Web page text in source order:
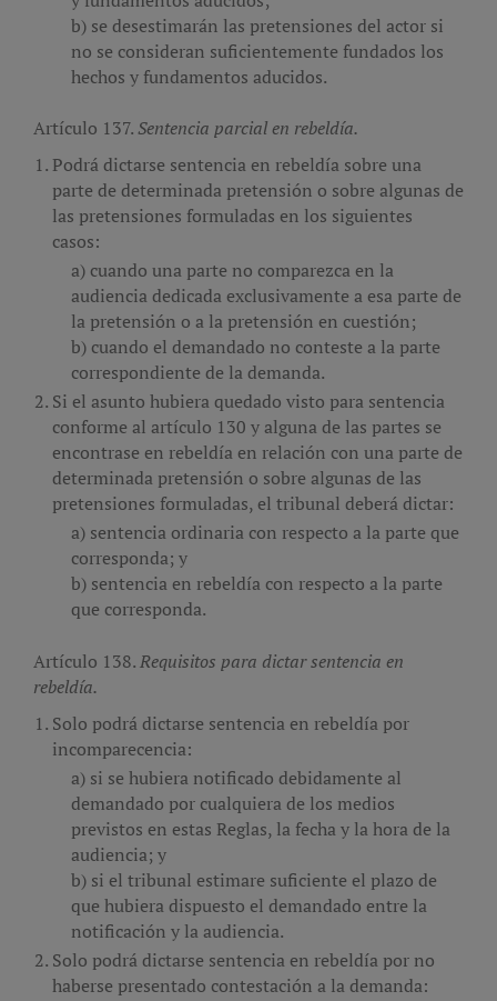
se desestimarán las pretensiones del actor si
no se consideran suficientemente fundados los
hechos y fundamentos aducidos.
Artículo 137.Sentencia parcial en rebeldía.
Podrá dictarse sentencia en rebeldía sobre una
parte de determinada pretensión o sobre algunas de
las pretensiones formuladas en los siguientes
casos:
cuando una parte no comparezca en la
audiencia dedicada exclusivamente a esa parte de
la pretensión o a la pretensión en cuestión;
cuando el demandado no conteste a la parte
correspondiente de la demanda.
Si el asunto hubiera quedado visto para sentencia
conforme al artículo 130 y alguna de las partes se
encontrase en rebeldía en relación con una parte de
determinada pretensión o sobre algunas de las
pretensiones formuladas, el tribunal deberá dictar:
sentencia ordinaria con respecto a la parte que
corresponda; y
sentencia en rebeldía con respecto a la parte
que corresponda.
Artículo 138.Requisitos para dictar sentencia en
rebeldía.
Solo podrá dictarse sentencia en rebeldía por
incomparecencia:
si se hubiera notificado debidamente al
demandado por cualquiera de los medios
previstos en estas Reglas, la fecha y la hora de la
audiencia; y
si el tribunal estimare suficiente el plazo de
que hubiera dispuesto el demandado entre la
notificación y la audiencia.
Solo podrá dictarse sentencia en rebeldía por no
haberse presentado contestación a la demanda: